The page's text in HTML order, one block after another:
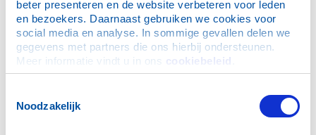
beter presenteren en de website verbeteren voor leden
en bezoekers. Daarnaast gebruiken we cookies voor
social media en analyse. In sommige gevallen delen we
gegevens met partners die ons hierbij ondersteunen.
Meer informatie vindt u in ons cookiebeleid
Noodzakelijk